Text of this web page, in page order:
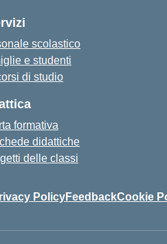
scolastico
e studenti
di studio
formativa
didattiche
delle classi
PolicyFeedbackCookie